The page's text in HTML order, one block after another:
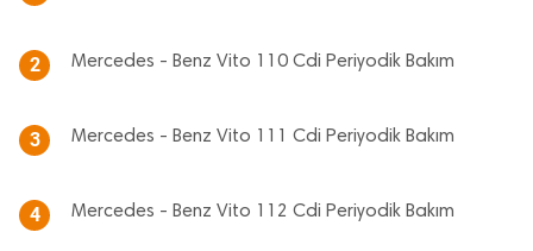
2 Mercedes - Benz Vito 110 Cdi Periyodik Bakım
3 Mercedes - Benz Vito 111 Cdi Periyodik Bakım
4 Mercedes - Benz Vito 112 Cdi Periyodik Bakım